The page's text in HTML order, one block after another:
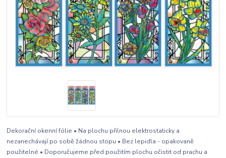
Dekorační okenní fólie • Na plochu přilnou elektrostaticky a
nezanechávají po sobě žádnou stopu • Bez lepidla - opakovaně
použitelné • Doporučujeme před použitím plochu očistit od prachu a